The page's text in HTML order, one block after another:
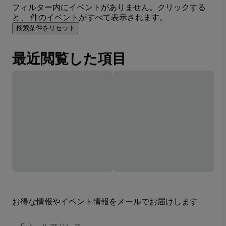
フィルター内にイベントがありません。クリックする
と、 件のイベントがすべて表示されます。
検索条件をリセット
最近閲覧した項目
お得な情報やイベント情報をメールでお届けします